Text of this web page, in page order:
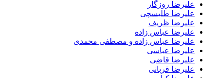
علیرضا روزگار
علیرضا طلیسچی
علیرضا ظریف
علیرضا عباس زاده
علیرضا عباس زاده و مصطفی محمدی
علیرضا عباسی
علیرضا قاضی
علیرضا قربانی